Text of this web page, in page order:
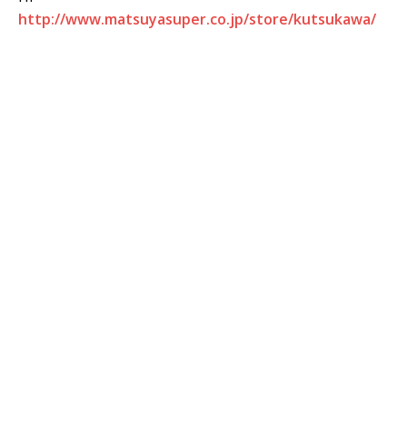
http://www.matsuyasuper.co.jp/store/kutsukawa/